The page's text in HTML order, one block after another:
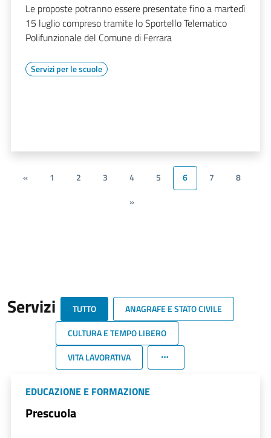
Le proposte potranno essere presentate fino a martedì
15 luglio compreso tramite lo Sportello Telematico
Polifunzionale del Comune di Ferrara
Servizi per le scuole
« 1 2 3 4 5 6 7
8
»
Servizi TUTTO
ANAGRAFE E STATO CIVILE
CULTURA E TEMPO LIBERO
VITA LAVORATIVA
EDUCAZIONE E FORMAZIONE
Prescuola